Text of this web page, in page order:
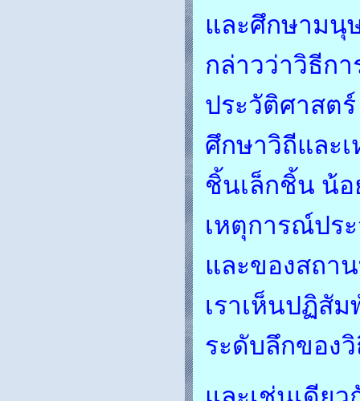
และศึกษามนุ
กล่าวว่าวิธีก
ประวัติศาสต
ศึกษาวิถีและ
ชิ้นเล็กชิ้น น้อ
เหตุการณ์ปร
และของสถา
เราเห็นปฏิสั
ระดับลึกของ